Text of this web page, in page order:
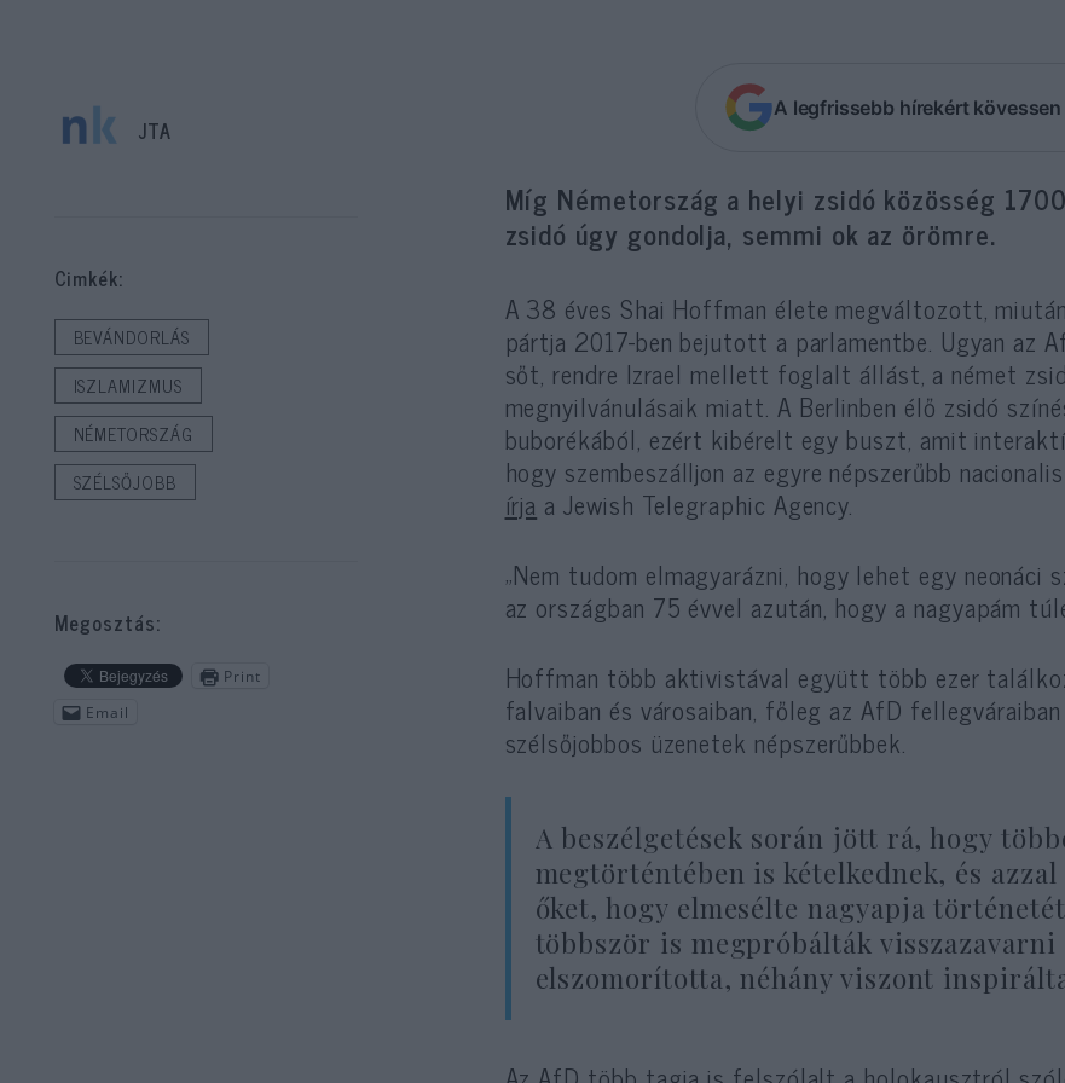
A legfrissebb hírekért
Míg Németország a helyi zsidó közösség
zsidó úgy gondolja, semmi ok az örömre.
A 38 éves Shai Hoffman élete megváltozott,
pártja 2017-ben bejutott a parlamentbe. Ugyan az
sőt, rendre Izrael mellett foglalt állást, a német
megnyilvánulásaik miatt. A Berlinben élő zsidó
buborékából, ezért kibérelt egy buszt, amit
hogy szembeszálljon az egyre népszerűbb
írja a Jewish Telegraphic Agency.
„Nem tudom elmagyarázni, hogy lehet egy
az országban 75 évvel azután, hogy a nagyapám
Hoffman több aktivistával együtt több ezer
falvaiban és városaiban, főleg az AfD
szélsőjobbos üzenetek népszerűbbek.
A beszélgetések során jött rá, hogy
megtörténtében is kételkednek, és
őket, hogy elmesélte nagyapja
többször is megpróbálták
elszomorította, néhány viszont
JTA
Cimkék:
BEVÁNDORLÁS
ISZLAMIZMUS
NÉMETORSZÁG
SZÉLSŐJOBB
Megosztás:
Print
Email